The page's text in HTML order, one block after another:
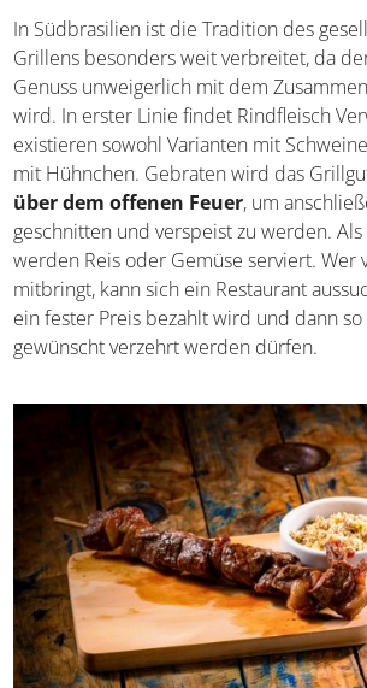
In Südbrasilien ist die Tradition des
Fleischspieß-Grillens besonders weit
kulinarische Genuss unweigerlich mit dem
Zusammensein verbunden wird. In
Rindfleisch Verwendung, doch es
Varianten mit Schweinefleisch als auch
Gebraten wird das Grillgut an einem
offenen Feuer, um anschließend direkt
verspeist zu werden. Als übliche
oder Gemüse serviert. Wer viel Hunger
sich ein Restaurant aussuchen, wo
Preis bezahlt wird und dann so viele
gewünscht verzehrt werden dürfen.